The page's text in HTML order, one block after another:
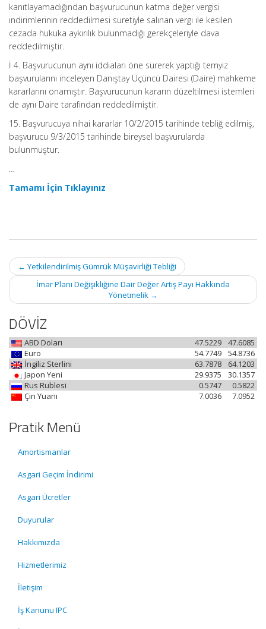
kanıtlayamadığından başvurucunun katma değer vergisi
indirimlerinin reddedilmesi suretiyle salınan vergi ile kesilen
cezada hukuka aykırılık bulunmadığı gerekçeleriyle dava
reddedilmiştir.
İ 4. Başvurucunun aynı iddiaları öne sürerek yaptığı temyiz
başvurularını inceleyen Danıştay Üçüncü Dairesi (Daire) mahkeme
kararlarını onamıştır. Başvurucunun kararın düzeltilmesi istemleri
de aynı Daire tarafından reddedilmiştir.
15. Başvurucuya nihai kararlar 10/2/2015 tarihinde tebliğ edilmiş,
başvurucu 9/3/2015 tarihinde bireysel başvurularda
bulunmuştur.
…
Tamamı İçin Tıklayınız
Post
navigation
← Yetkilendirilmiş Gümrük Müşavirliği Tebliği
İmar Planı Değişikliğine Dair Değer Artış Payı Hakkında
Yönetmelik →
DÖVİZ
ABD Doları 47.6085
47.5229
Euro
54.8736
54.7749
İngiliz Sterlini
64.1203
63.7878
Japon Yeni
30.1357
29.9375
Rus Rublesi
0.5822
0.5747
Çin Yuanı
7.0952
7.0036
Pratik Menü
Amortismanlar
Asgari Geçim İndirimi
Asgari Ücretler
Duyurular
Hakkımızda
Hizmetlerimiz
İletişim
İş Kanunu IPC